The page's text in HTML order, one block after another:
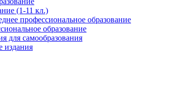
(1-11 кл.)
профессиональное образование
образование
для самообразования
издания